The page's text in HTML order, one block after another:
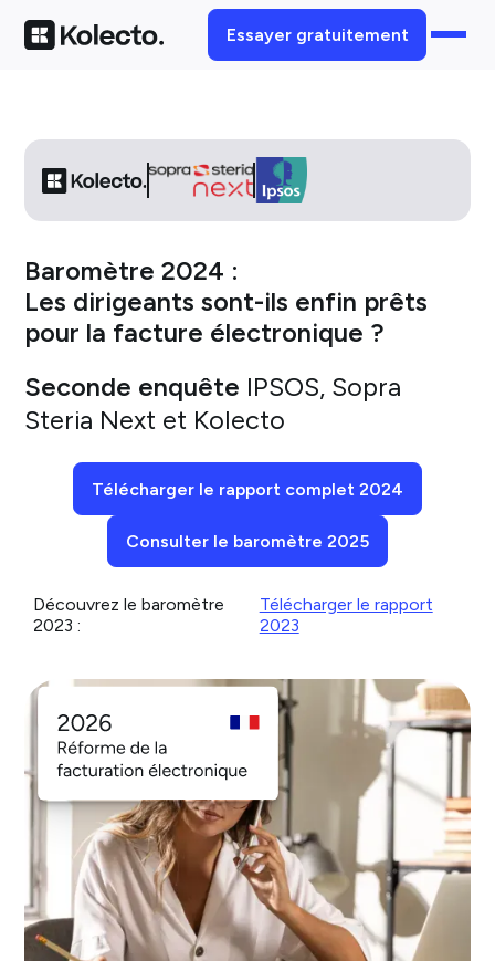
Essayer gratuitement
Baromètre 2024 :
Les dirigeants sont-ils enfin prêts
pour la facture électronique ?
Seconde enquête IPSOS, Sopra
Steria Next et Kolecto
Télécharger le rapport complet 2024
Consulter le baromètre 2025
Découvrez le baromètre
2023 :
Télécharger le rapport
2023